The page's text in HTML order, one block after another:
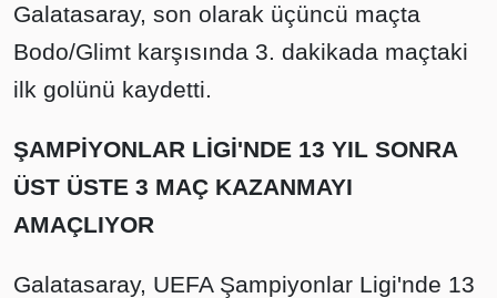
Galatasaray, son olarak üçüncü maçta
Bodo/Glimt karşısında 3. dakikada maçtaki
ilk golünü kaydetti.
ŞAMPİYONLAR LİGİ'NDE 13 YIL SONRA
ÜST ÜSTE 3 MAÇ KAZANMAYI
AMAÇLIYOR
Galatasaray, UEFA Şampiyonlar Ligi'nde 13